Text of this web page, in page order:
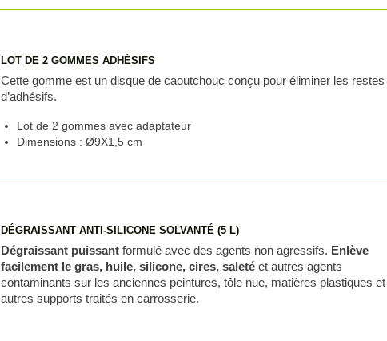
LOT DE 2 GOMMES ADHÉSIFS
Cette gomme est un disque de caoutchouc conçu pour éliminer les restes
d’adhésifs.
Lot de 2 gommes avec adaptateur
Dimensions : Ø9X1,5 cm
DÉGRAISSANT ANTI-SILICONE SOLVANTÉ (5 L)
Dégraissant puissant formulé avec des agents non agressifs. Enlève
facilement le gras, huile, silicone, cires, saleté et autres agents
contaminants sur les anciennes peintures, tôle nue, matières plastiques et
autres supports traités en carrosserie.